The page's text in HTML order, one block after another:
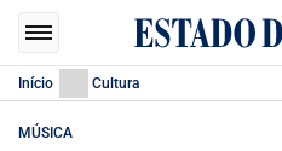
Início Cultura
MÚSICA